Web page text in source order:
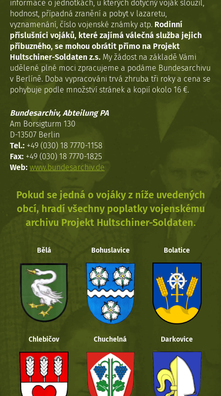
informace o jednotkách, u kterých dotyčný voják sloužil,
hodnost, případná zranění a pobyt v lazaretu,
vyznamenání, číslo vojenské známky atp. Rodinní
příslušníci vojáků, které zajímá válečná služba jejich
příbuzného, se mohou obrátit přímo na Projekt
Hultschiner-Soldaten z.s. My žádost na základě Vámi
udělené plné moci zpracujeme a podáme Bundesarchivu
v Berlíně. Doba vypracováni trvá zhruba tři roky a cena se
pohybuje podle množství stránek a kopií okolo 16 €.
Bundesarchiv, Abteilung PA
Am Borsigturm 130
D-13507 Berlin
Tel.: +49 (030) 18 7770-1158
Fax: +49 (030) 18 7770-1825
Web: www.bundesarchiv.de
Pokud se jedná o vojáky z níže uvedených
obcí, hradí všechny poplatky vojenskému
archivu Projekt Hultschiner-Soldaten.
Bělá Bohuslavice Bolatice
Chlebičov Chuchelná Darkovice